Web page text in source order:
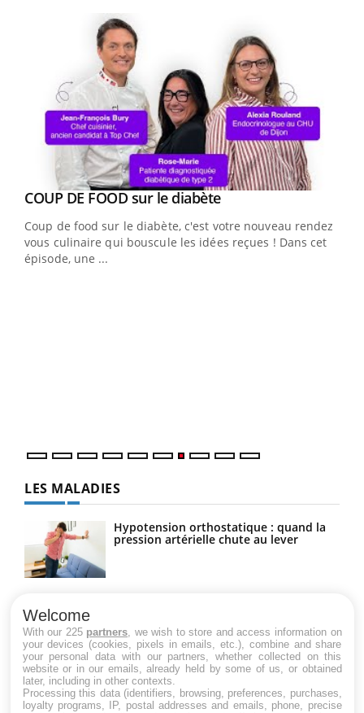
Youtube
COUP DE FOOD sur le diabèteYoutube
Coup de food sur le diabète, c'est votre nouveau rendez-
vous culinaire qui bouscule les idées reçues ! Dans cet
épisode, une ...
LES MALADIES
Hypotension orthostatique : quand la
pression artérielle chute au lever
Maladie de Charcot (Sclérose latérale
amyotrophique)
Welcome
With our 225 partners , we wish to store and access information on
your devices (cookies, pixels in emails, etc.), combine and share
your personal data with our partners, whether collected on this
website or in our emails, already held by some of us, or obtained
later, including in other contexts.
Processing this data (identifiers, browsing, preferences, purchases,
loyalty programs, IP, postal addresses and emails, phone, precise